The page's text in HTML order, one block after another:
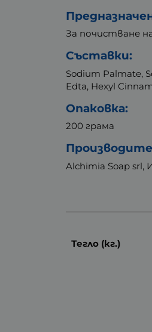
За почистване
Съставки:
Sodium Palmate,
Edta, Hexyl
Опаковка:
200 грама
Alchimia Soap srl,
Тегло (кг.)